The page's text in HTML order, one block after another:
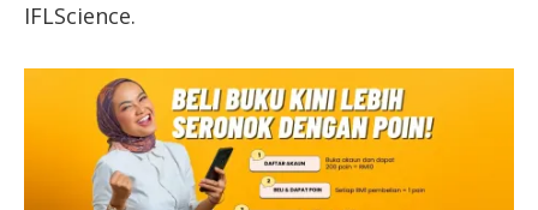
IFLScience.